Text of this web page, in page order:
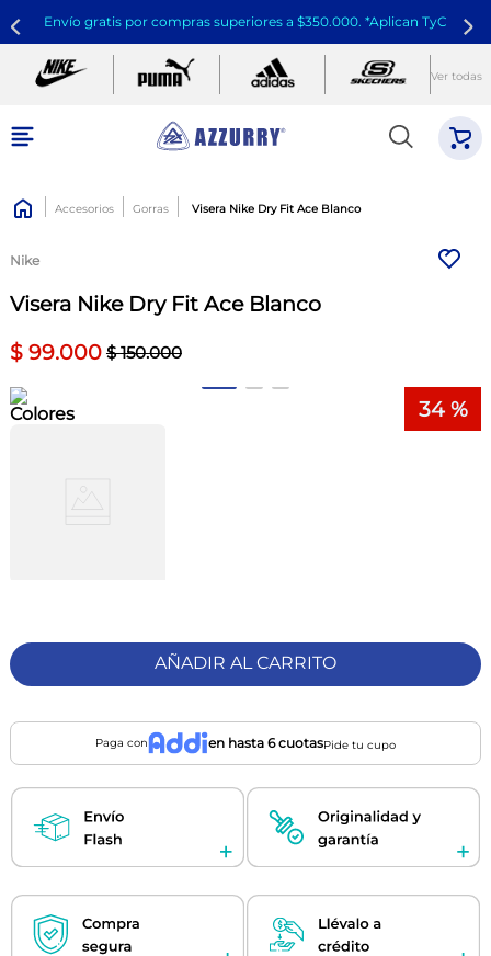
Envío gratis por compras superiores a $350.000. *Aplican TyC
Ver todas
Accesorios Gorras Visera Nike Dry Fit Ace Blanco
Nike
Visera Nike Dry Fit Ace Blanco
$ 99.000 $ 150.000
34 %
Colores
AÑADIR AL CARRITO
Paga con en hasta 6 cuotasPide tu cupo